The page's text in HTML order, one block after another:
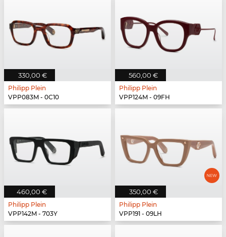
330,00 €
Philipp Plein
VPP083M - 0C10
560,00 €
Philipp Plein
VPP124M - 09FH
460,00 €
Philipp Plein
VPP142M - 703Y
350,00 €
Philipp Plein
VPP191 - 09LH